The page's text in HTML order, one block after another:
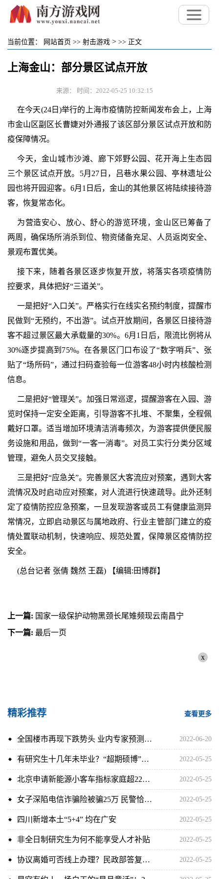
当前位置： 网站首页 >> 射击游戏 > >> 正文
上海金山：部分景区试点开放
来源： 时间：2022-05-25 10:32:15
在今天(24日)举行的上海市疫情防控新闻发布会上，上海
市金山区副区长曹婕对外通报了该区部分景区试点开放和防
疫保障情况。
今天，金山城市沙滩、廊下郊野公园、花开海上生态园
三个景区试点开放。5月27日，吕巷水果公园、亭林遗址公
园也将开园迎客。6月1日后，金山的其他景区将陆续接待游
客，恢复常态化。
为营造安心、放心、舒心的游览环境，金山区已筹备了
两周，确保场所消杀到位、物资储备充足、人员返岗安全、
景观布置优美。
接下来，随着各景区逐步恢复开放，将落实各项疫情防
控要求，具体把好“三道关”。
一是把好“入口关”。严格实行在线实名预约制度，提醒市
民做到“无预约，不出游”。试点开放期间，各景区日接待游
客不超过景区最大承载量的30%。6月1日后，限流比例将从
30%逐步提高到75%。在各景区门口布设了“数字哨兵”、张
贴了“场所码”，通过扫码查验每一位游客48小时内核酸检测
信息。
二是把好“管理关”。加强日常巡逻，提醒游客在入园、游
览时保持一定安全距离，引导游客不扎堆、不聚集，全程佩
戴好口罩。适当增加环境清洁消毒频次，为游客提供便民服
务设施和用品，做到“一客一消毒”。对员工实行分类分区域
管理，避免人员交叉接触。
三是把好“应急关”。完善景区大客流应对预案，遇到大客
流情况及时启动应对预案，对人流进行快速疏导。此外还制
定了疫情防控应急预案，一旦发现游客或员工有健康监测异
常情况，立即启动景区与属地政府、行业主管部门建立的疫
情处置联动机制，快速响应、规范处置，保障景区疫情防控
安全。
(总台记者 张倩 魏然 王磊) 【编辑:田博群】
上一篇: 国家一级保护动物黑颈长尾雉频现云南昌宁
下一篇: 最后一页
x
精彩推荐 查看更多
全国楼市再现下跌势头 业内专家预测广州楼市复苏时间 2022-06-20
有研究生十几年未毕业？“超期硕博”难博一纸文凭 2022-05-25
北京申请新能源小客车指标家庭超22万 个人超42.8万 2022-05-25
女子深陷电信诈骗险被骗25万 民警恰好路过及时阻拦 2022-05-25
四川新增本土“5+4” 均在广安 2022-05-25
非全日制研究生为何不能享受人才补贴 2022-05-25
协议离婚可否线上办理？民政部答复：不存在线上办理登记手续 2022-05-25